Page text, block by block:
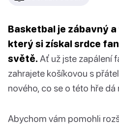
Basketbal je zábavný
který si získal srdce
světě. Ať už jste zapálení
zahrajete košíkovou s
nového, co se o této hře dá
Abychom vám pomohli